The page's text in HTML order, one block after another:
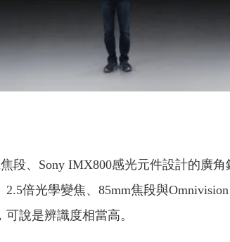
段、Sony IMX800感光元件設計的廣
倍光學變焦、85mm焦段與
說是辨識度相當高。